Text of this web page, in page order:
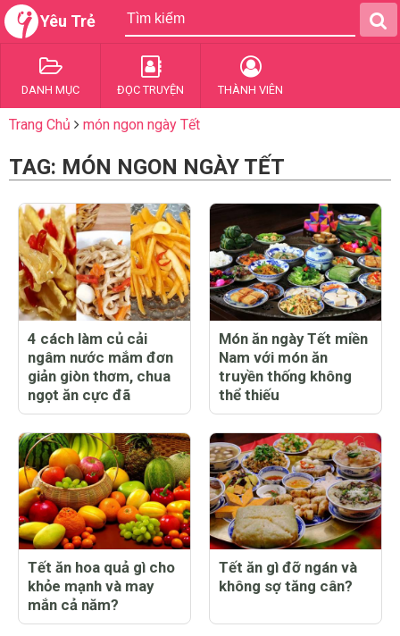
Yêu Trẻ
DANH MỤC ĐỌC TRUYỆN THÀNH VIÊN
Trang Chủ món ngon ngày Tết
TAG: MÓN NGON NGÀY TẾT
4 cách làm củ cải
ngâm nước mắm đơn
giản giòn thơm, chua
ngọt ăn cực đã
Món ăn ngày Tết miền
Nam với món ăn
truyền thống không
thể thiếu
Tết ăn hoa quả gì cho
khỏe mạnh và may
mắn cả năm?
Tết ăn gì đỡ ngán và
không sợ tăng cân?